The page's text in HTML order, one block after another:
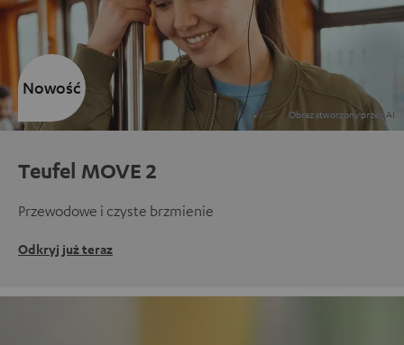
Teufel MOVE 2
Przewodowe i czyste brzmienie
Odkryj już teraz
Nowość